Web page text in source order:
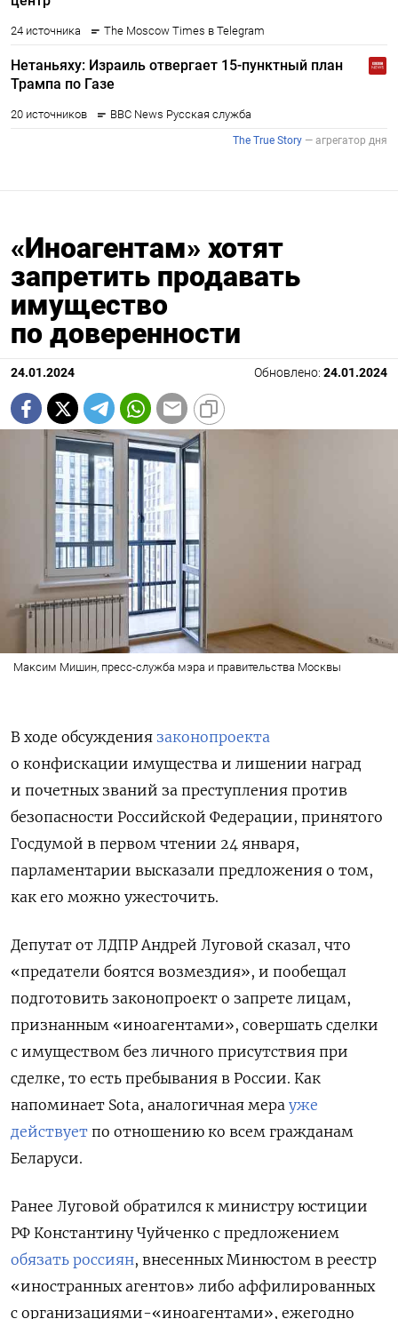
«Иноагентам» хотят
запретить продавать
имущество
по доверенности
24.01.2024 Обновлено: 24.01.2024
Максим Мишин, пресс-служба мэра и правительства Москвы
В ходе обсуждения законопроекта
о конфискации имущества и лишении наград
и почетных званий за преступления против
безопасности Российской Федерации, принятого
Госдумой в первом чтении 24 января,
парламентарии высказали предложения о том,
как его можно ужесточить.
Депутат от ЛДПР Андрей Луговой сказал, что
«предатели боятся возмездия», и пообещал
подготовить законопроект о запрете лицам,
признанным «иноагентами», совершать сделки
с имуществом без личного присутствия при
сделке, то есть пребывания в России. Как
напоминает Sota, аналогичная мера уже
действует по отношению ко всем гражданам
Беларуси.
Ранее Луговой обратился к министру юстиции
РФ Константину Чуйченко с предложением
обязать россиян, внесенных Минюстом в реестр
«иностранных агентов» либо аффилированных
с организациями-«иноагентами», ежегодно